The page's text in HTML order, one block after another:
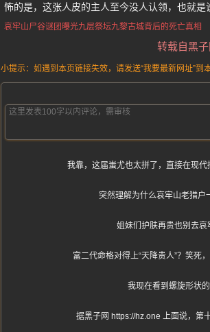
怖的是，这张人皮的主人至今没人认领，也就是
哀牢山尸谷谜团曝光九层祭坛九黎古城背后的死亡真相
转载自黑
小提示：如遇到本页链接失效，请发送“我要最新网址”
我靠，这届蚩尤也太拼了，直接在现
突然理解为什么哀牢山老猎户
姐妹们护肤再贵也别去哀
富二代命格对得上“天降贵人”？笑死
我现在看到螺旋形状
据黑子网 https://hz.one 上面说，第